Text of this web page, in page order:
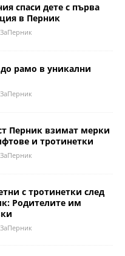
спаси дете с първа
в Перник
рамо в уникални
Перник взимат мерки
и тротинетки
с тротинетки след
Родителите им